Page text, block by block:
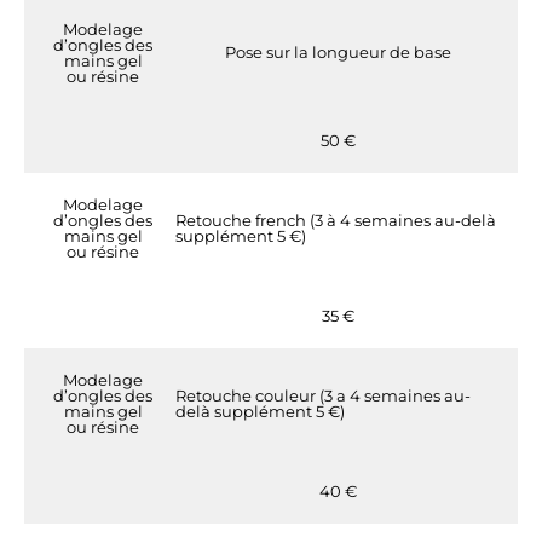
Modelage
d’ongles des
mains gel
ou résine
Pose sur la longueur de base
50 €
Modelage
d’ongles des
mains gel
ou résine
Retouche french (3 à 4 semaines au-delà
supplément 5 €)
35 €
Modelage
d’ongles des
mains gel
ou résine
Retouche couleur (3 a 4 semaines au-
delà supplément 5 €)
40 €